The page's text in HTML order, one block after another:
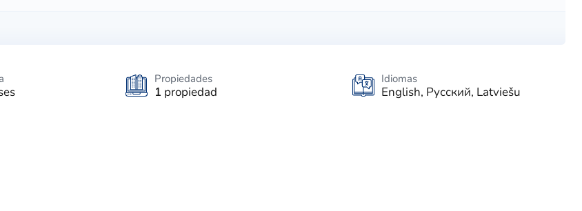
Propiedades
1 propiedad
Idiomas
English, Русский, Latviešu